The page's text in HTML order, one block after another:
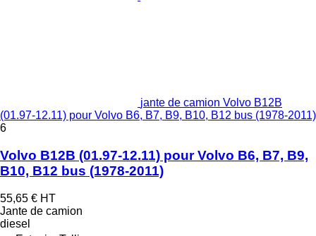
jante de camion Volvo B12B
(01.97-12.11) pour Volvo B6, B7, B9, B10, B12 bus (1978-2011)
6
Volvo B12B (01.97-12.11) pour Volvo B6, B7, B9,
B10, B12 bus (1978-2011)
55,65 € HT
Jante de camion
diesel